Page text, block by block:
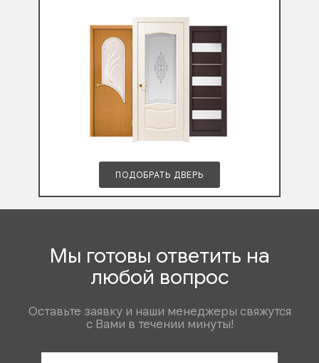
ПОДОБРАТЬ ДВЕРЬ
Мы готовы ответить на
любой вопрос
Оставьте заявку и наши менеджеры свяжутся
с Вами в течении минуты!